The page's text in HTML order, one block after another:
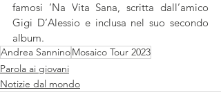
famosi ‘Na Vita Sana, scritta dall’amico
Gigi D’Alessio e inclusa nel suo secondo
album.
Andrea SanninoMosaico Tour 2023
Parola ai giovani
Notizie dal mondo